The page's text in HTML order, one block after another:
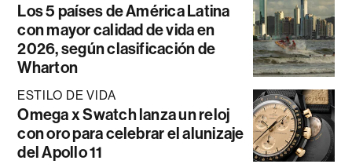
Los 5 países de América Latina
con mayor calidad de vida en
2026, según clasificación de
Wharton
ESTILO DE VIDA
Omega x Swatch lanza un reloj
con oro para celebrar el alunizaje
del Apollo 11